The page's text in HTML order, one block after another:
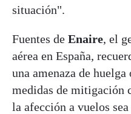
situación".
Fuentes de Enaire, el
aérea en España,
una amenaza de
medidas de mitigación
la afección a vuelos